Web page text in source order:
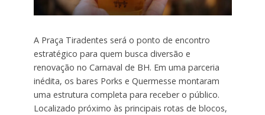
A Praça Tiradentes será o ponto de encontro
estratégico para quem busca diversão e
renovação no Carnaval de BH. Em uma parceria
inédita, os bares Porks e Quermesse montaram
uma estrutura completa para receber o público.
Localizado próximo às principais rotas de blocos,